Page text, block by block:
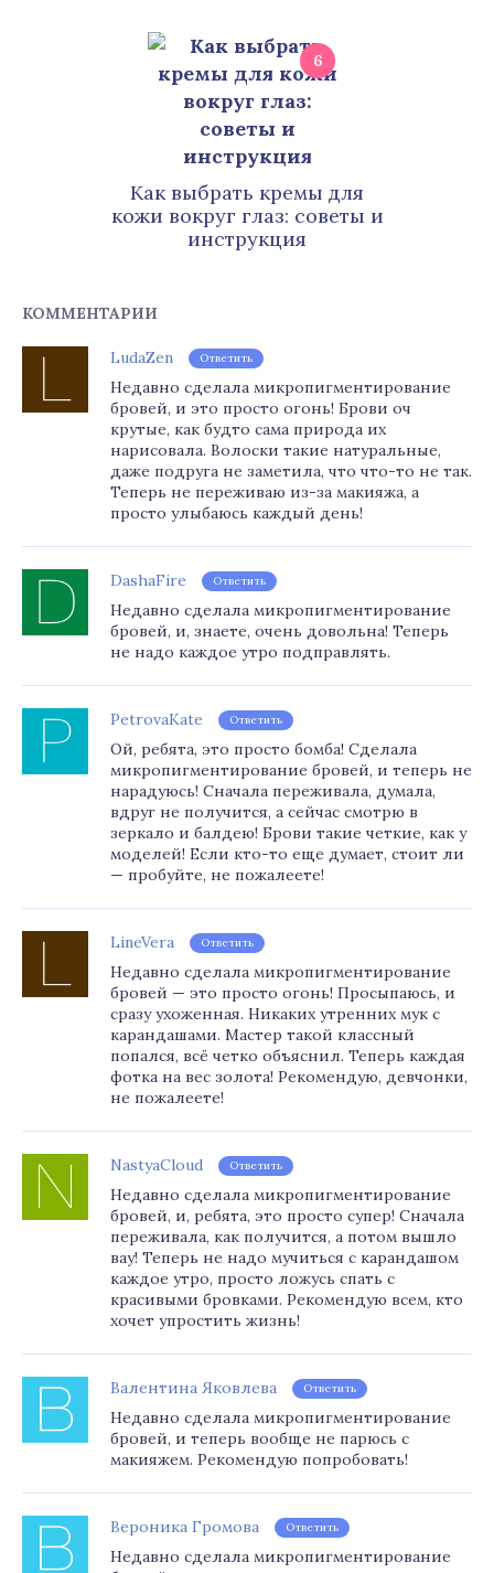
6
Как выбрать кремы для
кожи вокруг глаз: советы и
инструкция
КОММЕНТАРИИ
LudaZen Ответить
Недавно сделала микропигментирование
бровей, и это просто огонь! Брови оч
крутые, как будто сама природа их
нарисовала. Волоски такие натуральные,
даже подруга не заметила, что что-то не так.
Теперь не переживаю из-за макияжа, а
просто улыбаюсь каждый день!
DashaFire Ответить
Недавно сделала микропигментирование
бровей, и, знаете, очень довольна! Теперь
не надо каждое утро подправлять.
PetrovaKate Ответить
Ой, ребята, это просто бомба! Сделала
микропигментирование бровей, и теперь не
нарадуюсь! Сначала переживала, думала,
вдруг не получится, а сейчас смотрю в
зеркало и балдею! Брови такие четкие, как у
моделей! Если кто-то еще думает, стоит ли
— пробуйте, не пожалеете!
LineVera Ответить
Недавно сделала микропигментирование
бровей — это просто огонь! Просыпаюсь, и
сразу ухоженная. Никаких утренних мук с
карандашами. Мастер такой классный
попался, всё четко объяснил. Теперь каждая
фотка на вес золота! Рекомендую, девчонки,
не пожалеете!
NastyaCloud Ответить
Недавно сделала микропигментирование
бровей, и, ребята, это просто супер! Сначала
переживала, как получится, а потом вышло
вау! Теперь не надо мучиться с карандашом
каждое утро, просто ложусь спать с
красивыми бровками. Рекомендую всем, кто
хочет упростить жизнь!
Валентина Яковлева Ответить
Недавно сделала микропигментирование
бровей, и теперь вообще не парюсь с
макияжем. Рекомендую попробовать!
Вероника Громова Ответить
Недавно сделала микропигментирование